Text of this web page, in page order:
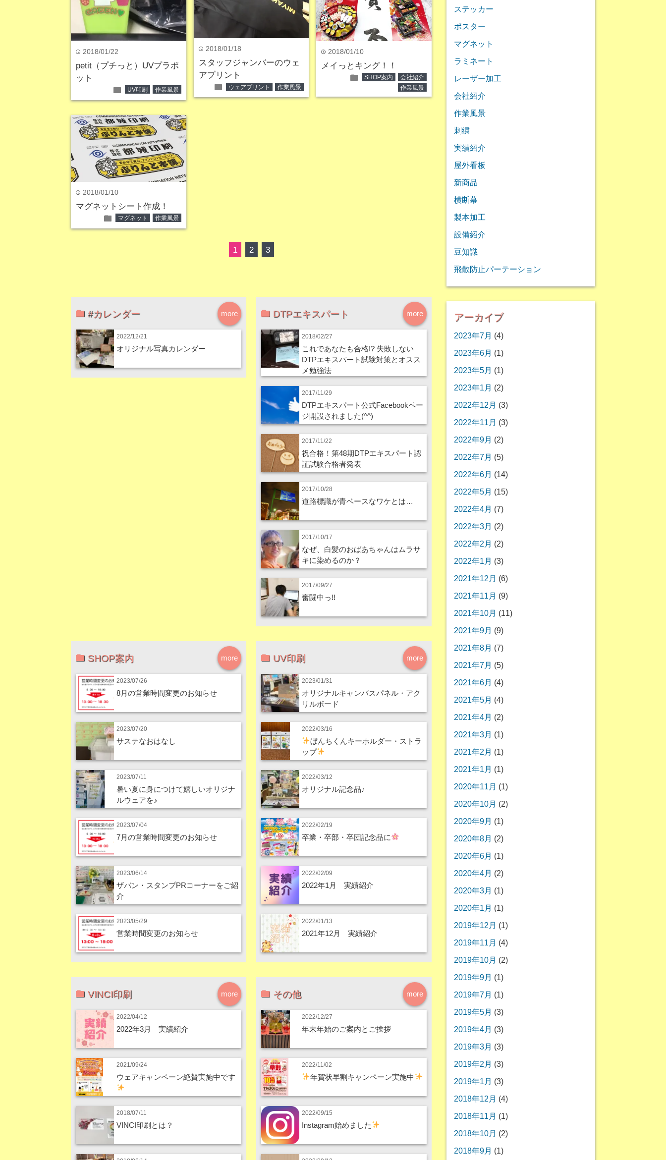
time 2018/01/22
petit（プチっと）UVプラポ
ット
folder UV印刷 作業風景
time 2018/01/18
スタッフジャンバーのウェ
アプリント
folder ウェアプリント 作業風景
time 2018/01/10
メイっとキング！！
folder SHOP案内
会社紹介
作業風景
time 2018/01/10
マグネットシート作成！
folder マグネット 作業風景
1 2 3
more
#カレンダー
2022/12/21
オリジナル写真カレンダー
more
DTPエキスパート
2018/02/27
これであなたも合格!? 失敗しない
DTPエキスパート試験対策とオスス
メ勉強法
2017/11/29
DTPエキスパート公式Facebookペー
ジ開設されました(^^)
2017/11/22
祝合格！第48期DTPエキスパート認
証試験合格者発表
2017/10/28
道路標識が青ベースなワケとは…
2017/10/17
なぜ、白髪のおばあちゃんはムラサ
キに染めるのか？
2017/09/27
奮闘中っ!!
more
SHOP案内
2023/07/26
8月の営業時間変更のお知らせ
2023/07/20
サステなおはなし
2023/07/11
暑い夏に身につけて嬉しいオリジナ
ルウェアを♪
2023/07/04
7月の営業時間変更のお知らせ
2023/06/14
ザバン・スタンプPRコーナーをご紹
介
2023/05/29
営業時間変更のお知らせ
more
UV印刷
2023/01/31
オリジナルキャンバスパネル・アク
リルボード
2022/03/16
ぼんちくんキーホルダー・ストラ
ップ
2022/03/12
オリジナル記念品♪
2022/02/19
卒業・卒部・卒団記念品に
2022/02/09
2022年1月 実績紹介
2022/01/13
2021年12月 実績紹介
more
VINCI印刷
2022/04/12
2022年3月 実績紹介
2021/09/24
ウェアキャンペーン絶賛実施中です
2018/07/11
VINCI印刷とは？
more
その他
2022/12/27
年末年始のご案内とご挨拶
2022/11/02
年賀状早割キャンペーン実施中
2022/09/15
Instagram始めました
ステッカー
ポスター
マグネット
ラミネート
レーザー加工
会社紹介
作業風景
刺繍
実績紹介
屋外看板
新商品
横断幕
製本加工
設備紹介
豆知識
飛散防止パーテーション
アーカイブ
2023年7月 (4)
2023年6月 (1)
2023年5月 (1)
2023年1月 (2)
2022年12月 (3)
2022年11月 (3)
2022年9月 (2)
2022年7月 (5)
2022年6月 (14)
2022年5月 (15)
2022年4月 (7)
2022年3月 (2)
2022年2月 (2)
2022年1月 (3)
2021年12月 (6)
2021年11月 (9)
2021年10月 (11)
2021年9月 (9)
2021年8月 (7)
2021年7月 (5)
2021年6月 (4)
2021年5月 (4)
2021年4月 (2)
2021年3月 (1)
2021年2月 (1)
2021年1月 (1)
2020年11月 (1)
2020年10月 (2)
2020年9月 (1)
2020年8月 (2)
2020年6月 (1)
2020年4月 (2)
2020年3月 (1)
2020年1月 (1)
2019年12月 (1)
2019年11月 (4)
2019年10月 (2)
2019年9月 (1)
2019年7月 (1)
2019年5月 (3)
2019年4月 (3)
2019年3月 (3)
2019年2月 (3)
2019年1月 (3)
2018年12月 (4)
2018年11月 (1)
2018年10月 (2)
2018年9月 (1)